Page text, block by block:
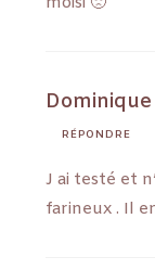
Dominique
RÉPONDRE
J ai testé et
farineux . Il